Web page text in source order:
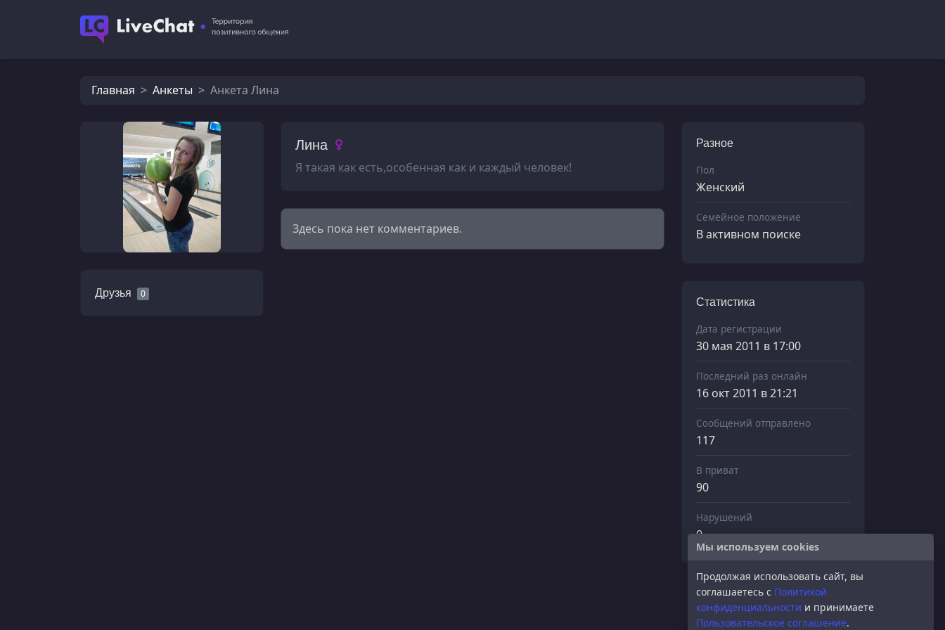
Главная Анкеты Анкета Лина
Друзья 0
Лина
Я такая как есть,особенная как и каждый человек!
Здесь пока нет комментариев.
Разное
Пол
Женский
Семейное положение
В активном поиске
Статистика
Дата регистрации
30 мая 2011 в 17:00
Последний раз онлайн
16 окт 2011 в 21:21
Сообщений отправлено
117
В приват
90
Нарушений
0
Мы используем cookies
Продолжая использовать сайт, вы
соглашаетесь с Политикой
конфиденциальности и принимаете
Пользовательское соглашение.